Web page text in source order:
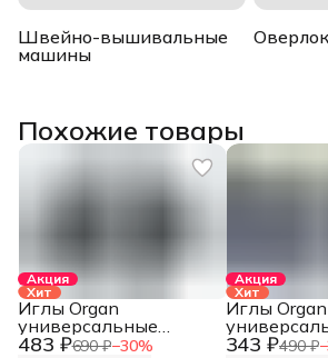
Швейно-вышивальные
машины
Похожие товары
Акция
Хит
483 ₽690 ₽−30%
Иглы Organ
универсальные
10/70-100, 5шт.
Акция
Хит
343 ₽490 ₽−
Иглы Organ
90, 5шт.